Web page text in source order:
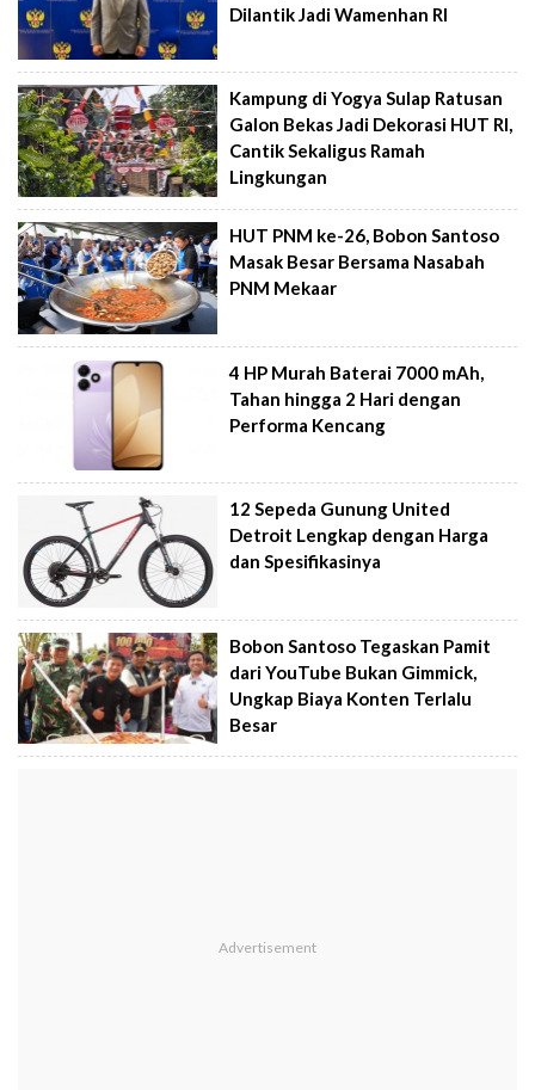
Dilantik Jadi Wamenhan RI
Kampung di Yogya Sulap Ratusan
Galon Bekas Jadi Dekorasi HUT RI,
Cantik Sekaligus Ramah
Lingkungan
HUT PNM ke-26, Bobon Santoso
Masak Besar Bersama Nasabah
PNM Mekaar
4 HP Murah Baterai 7000 mAh,
Tahan hingga 2 Hari dengan
Performa Kencang
12 Sepeda Gunung United
Detroit Lengkap dengan Harga
dan Spesifikasinya
Bobon Santoso Tegaskan Pamit
dari YouTube Bukan Gimmick,
Ungkap Biaya Konten Terlalu
Besar